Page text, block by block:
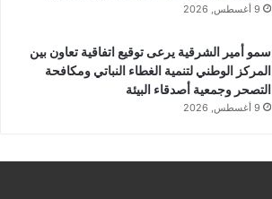
9 أغسطس, 2026
سمو أمير الشرقية يرعى توقيع اتفاقية تعاون بين
المركز الوطني لتنمية الغطاء النباتي ومكافحة
التصحر وجمعية أصدقاء البيئة
9 أغسطس, 2026